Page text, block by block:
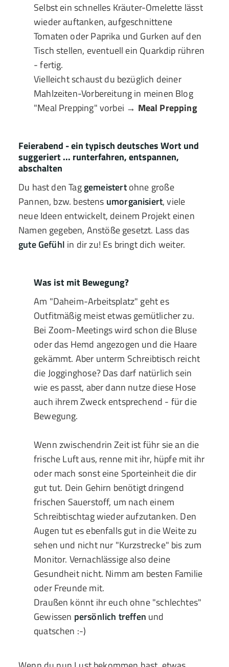
Selbst ein schnelles Kräuter-Omelette lässt
wieder auftanken, aufgeschnittene
Tomaten oder Paprika und Gurken auf den
Tisch stellen, eventuell ein Quarkdip rühren
- fertig.
Vielleicht schaust du bezüglich deiner
Mahlzeiten-Vorbereitung in meinen Blog
"Meal Prepping" vorbei → Meal Prepping
Feierabend - ein typisch deutsches Wort und
suggeriert ... runterfahren, entspannen,
abschalten
Du hast den Taggemeistertohne große
Pannen, bzw. bestens umorganisiert, viele
neue Ideen entwickelt, deinem Projekt einen
Namen gegeben, Anstöße gesetzt. Lass das
gute Gefühl in dir zu! Es bringt dich weiter.
Was ist mit Bewegung?
Am "Daheim-Arbeitsplatz" geht es
Outfitmäßig meist etwas gemütlicher zu.
Bei Zoom-Meetings wird schon die Bluse
oder das Hemd angezogen und die Haare
gekämmt. Aber unterm Schreibtisch reicht
die Jogginghose? Das darf natürlich sein
wie es passt, aber dann nutze diese Hose
auch ihrem Zweck entsprechend - für die
Bewegung.
Wenn zwischendrin Zeit ist führ sie an die
frische Luft aus, renne mit ihr, hüpfe mit ihr
oder mach sonst eine Sporteinheit die dir
gut tut. Dein Gehirn benötigt dringend
frischen Sauerstoff, um nach einem
Schreibtischtag wieder aufzutanken. Den
Augen tut es ebenfalls gut in die Weite zu
sehen und nicht nur "Kurzstrecke" bis zum
Monitor. Vernachlässige also deine
Gesundheit nicht. Nimm am besten Familie
oder Freunde mit.
Draußen könnt ihr euch ohne "schlechtes"
Gewissen persönlich treffen und
quatschen :-)